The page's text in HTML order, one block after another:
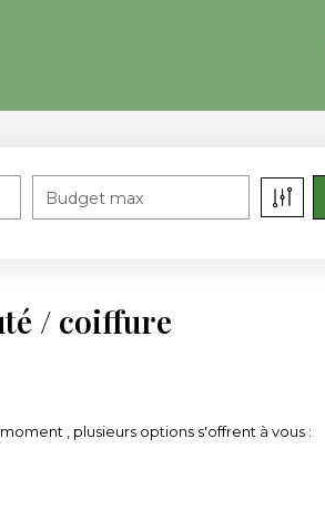
Budget max
/ coiffure
, plusieurs options s'offrent à vous :